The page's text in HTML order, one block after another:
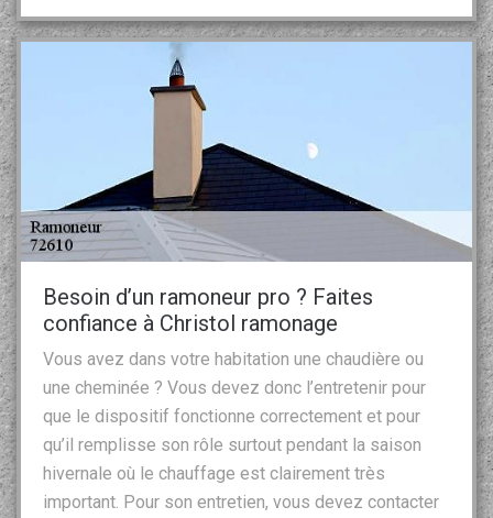
Besoin d’un ramoneur pro ? Faites
confiance à Christol ramonage
Vous avez dans votre habitation une chaudière ou
une cheminée ? Vous devez donc l’entretenir pour
que le dispositif fonctionne correctement et pour
qu’il remplisse son rôle surtout pendant la saison
hivernale où le chauffage est clairement très
important. Pour son entretien, vous devez contacter